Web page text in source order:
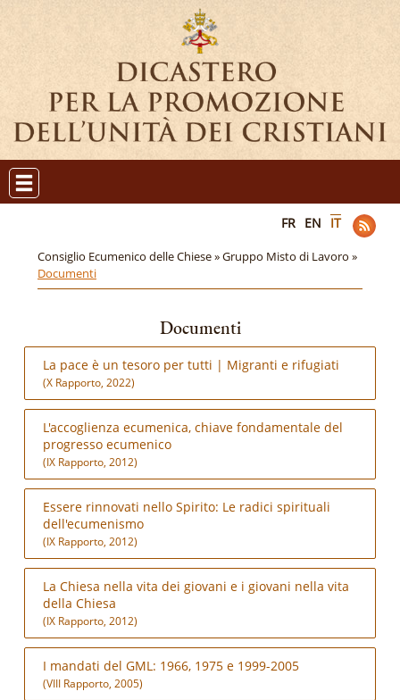
FR EN IT
Consiglio Ecumenico delle Chiese »Gruppo Misto di Lavoro »
Documenti
Documenti
La pace è un tesoro per tutti | Migranti e rifugiati
(X Rapporto, 2022)
L'accoglienza ecumenica, chiave fondamentale del
progresso ecumenico
(IX Rapporto, 2012)
Essere rinnovati nello Spirito: Le radici spirituali
dell'ecumenismo
(IX Rapporto, 2012)
La Chiesa nella vita dei giovani e i giovani nella vita
della Chiesa
(IX Rapporto, 2012)
I mandati del GML: 1966, 1975 e 1999-2005
(VIII Rapporto, 2005)